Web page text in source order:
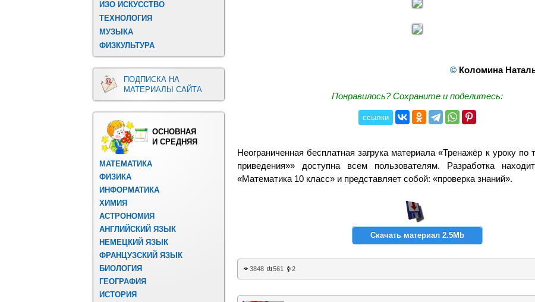
ИЗО ИСКУССТВО
ТЕХНОЛОГИЯ
МУЗЫКА
ФИЗКУЛЬТУРА
ПОДПИСКА НА
МАТЕРИАЛЫ САЙТА
ОСНОВНАЯ
И СРЕДНЯЯ
МАТЕМАТИКА
ФИЗИКА
ИНФОРМАТИКА
ХИМИЯ
АСТРОНОМИЯ
АНГЛИЙСКИЙ ЯЗЫК
НЕМЕЦКИЙ ЯЗЫК
ФРАНЦУЗСКИЙ ЯЗЫК
БИОЛОГИЯ
ГЕОГРАФИЯ
ИСТОРИЯ
© Коломина
Понравилось? Сохраните и поделитесь:
ссылки
Неограниченная бесплатная загрука материала «Тренажёр к уроку
приведения»» доступна всем пользователям. Разработка
«Математика 10 класс» и представляет собой: «проверка знаний».
Скачать материал 2.5Mb
3848 561 2